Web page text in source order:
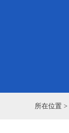
所在位置 >